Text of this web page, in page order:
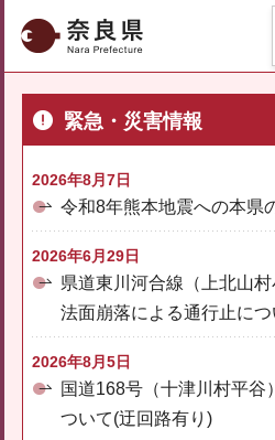
奈良県
緊急・災害情報
2026年8月7日
令和8年熊本地震への本県
2026年6月29日
県道東川河合線（上北山
法面崩落による通行止につ
2026年8月5日
国道168号（十津川村平谷
ついて(迂回路有り)